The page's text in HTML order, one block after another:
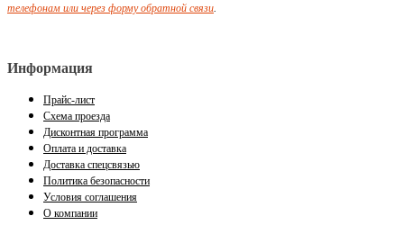
телефонам или через форму обратной связи.
Информация
Прайс-лист
Схема проезда
Дисконтная программа
Оплата и доставка
Доставка спецсвязью
Политика безопасности
Условия соглашения
О компании